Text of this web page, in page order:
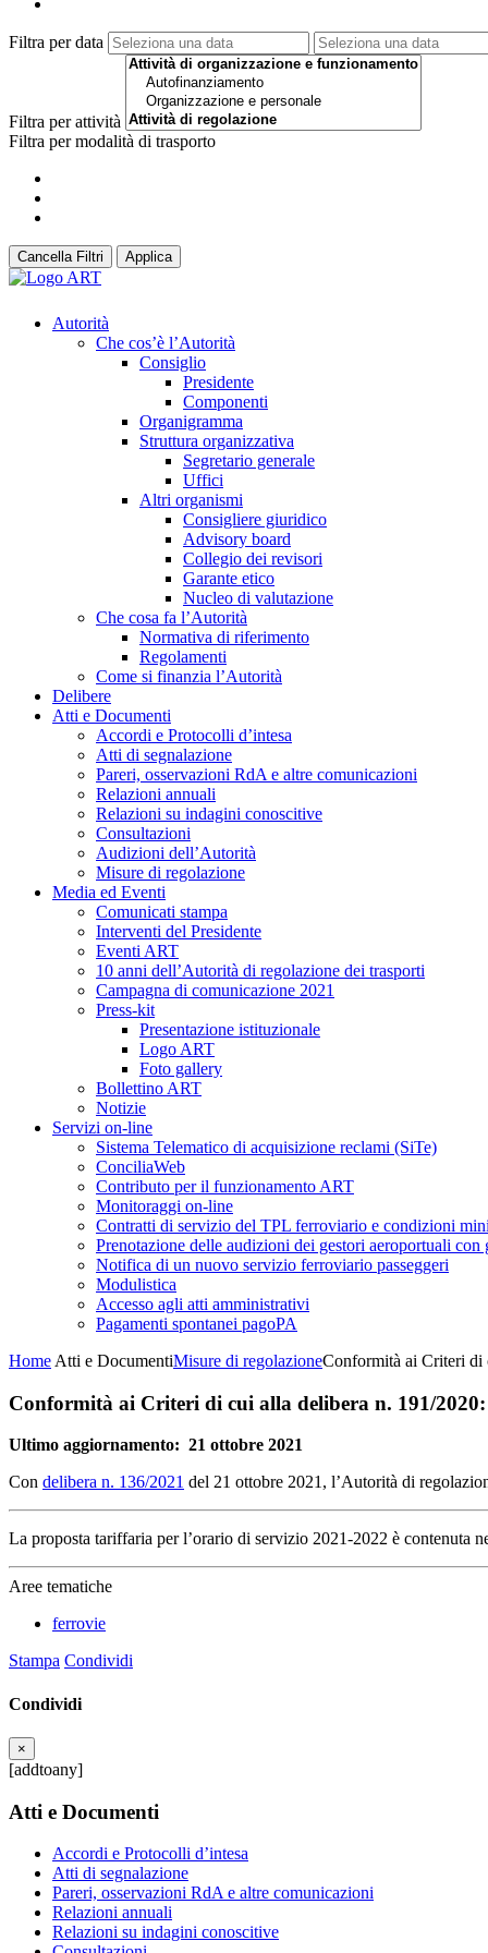
Filtra per data
Filtra per attività
Filtra per modalità di trasporto
Cancella Filtri Applica
Autorità
Che cos’è l’Autorità
Consiglio
Presidente
Componenti
Organigramma
Struttura organizzativa
Segretario generale
Uffici
Altri organismi
Consigliere giuridico
Advisory board
Collegio dei revisori
Garante etico
Nucleo di valutazione
Che cosa fa l’Autorità
Normativa di riferimento
Regolamenti
Come si finanzia l’Autorità
Delibere
Atti e Documenti
Accordi e Protocolli d’intesa
Atti di segnalazione
Pareri, osservazioni RdA e altre comunicazioni
Relazioni annuali
Relazioni su indagini conoscitive
Consultazioni
Audizioni dell’Autorità
Misure di regolazione
Media ed Eventi
Comunicati stampa
Interventi del Presidente
Eventi ART
10 anni dell’Autorità di regolazione dei trasporti
Campagna di comunicazione 2021
Press-kit
Presentazione istituzionale
Logo ART
Foto gallery
Bollettino ART
Notizie
Servizi on-line
Sistema Telematico di acquisizione reclami (SiTe)
ConciliaWeb
Contributo per il funzionamento ART
Monitoraggi on-line
Contratti di servizio del TPL ferroviario e condizioni
Prenotazione delle audizioni dei gestori aeroportuali con
Notifica di un nuovo servizio ferroviario passeggeri
Modulistica
Accesso agli atti amministrativi
Pagamenti spontanei pagoPA
Home Atti e DocumentiMisure di regolazioneConformità ai Criteri di
Conformità ai Criteri di cui alla delibera n. 191/
Ultimo aggiornamento: 21 ottobre 2021
Con delibera n. 136/2021 del 21 ottobre 2021, l’Autorità di
La proposta tariffaria per l’orario di servizio 2021-2022 è contenuta
Aree tematiche
ferrovie
Stampa Condividi
Condividi
×
[addtoany]
Atti e Documenti
Accordi e Protocolli d’intesa
Atti di segnalazione
Pareri, osservazioni RdA e altre comunicazioni
Relazioni annuali
Relazioni su indagini conoscitive